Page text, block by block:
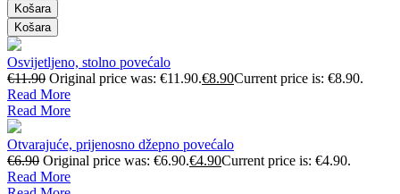
Košara
Košara
Osvijetljeno, stolno povećalo
€11.90 Original price was: €11.90.€8.90Current price is: €8.90.
Read More
Read More
Otvarajuće, prijenosno džepno povećalo
€6.90 Original price was: €6.90.€4.90Current price is: €4.90.
Read More